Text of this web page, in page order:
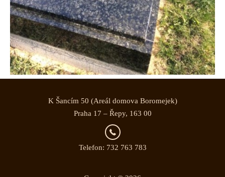
K Šancím 50 (Areál domova Boromejek)
Praha 17 – Řepy, 163 00
Telefon: 732 763 783